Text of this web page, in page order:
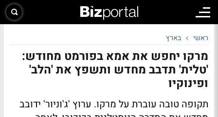
ראשי בארץ
מרקו יחפש את אמא בפורמט מחודש:
'טלית' תדבב מחדש ותשפץ את 'הלב'
ופינוקיו
תקופה טובה עוברת על מרקו. ערוץ 'ג'וניור' ידובב